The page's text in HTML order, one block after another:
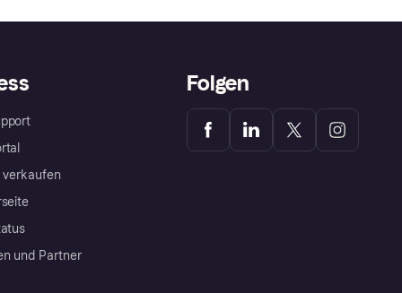
verkaufen
und Partner
Folgen